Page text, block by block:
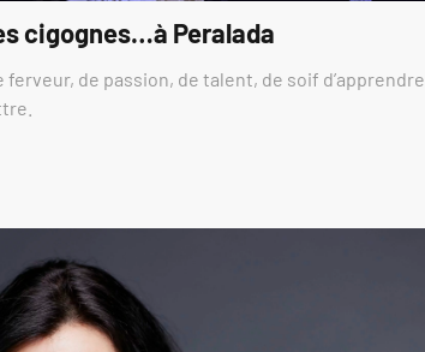
cigognes…à Peralada
de passion, de talent, de soif d’apprendre